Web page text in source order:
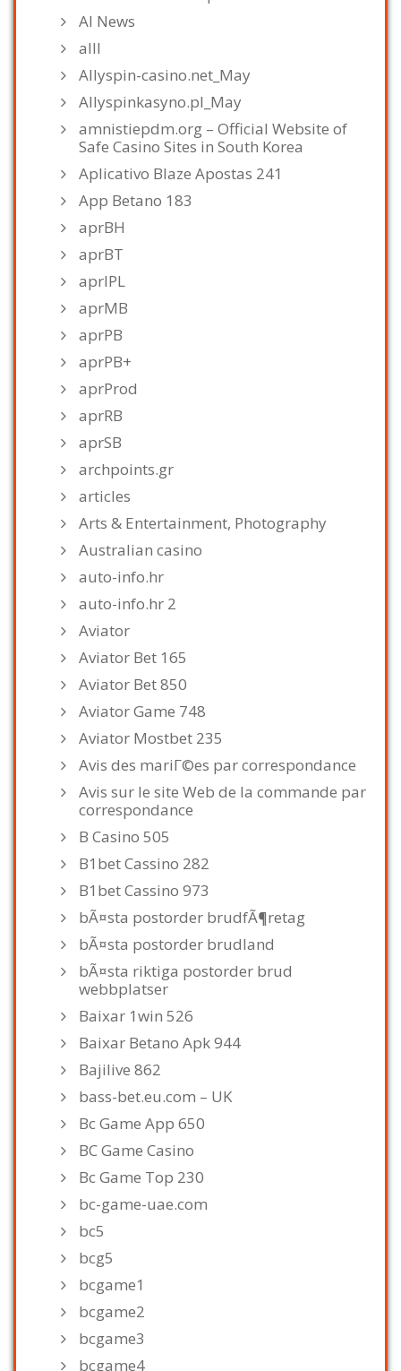
AI News
alll
Allyspin-casino.net_May
Allyspinkasyno.pl_May
amnistiepdm.org – Official Website of
Safe Casino Sites in South Korea
Aplicativo Blaze Apostas 241
App Betano 183
aprBH
aprBT
aprIPL
aprMB
aprPB
aprPB+
aprProd
aprRB
aprSB
archpoints.gr
articles
Arts & Entertainment, Photography
Australian casino
auto-info.hr
auto-info.hr 2
Aviator
Aviator Bet 165
Aviator Bet 850
Aviator Game 748
Aviator Mostbet 235
Avis des mariГ©es par correspondance
Avis sur le site Web de la commande par
correspondance
B Casino 505
B1bet Cassino 282
B1bet Cassino 973
bÃ¤sta postorder brudfÃ¶retag
bÃ¤sta postorder brudland
bÃ¤sta riktiga postorder brud
webbplatser
Baixar 1win 526
Baixar Betano Apk 944
Bajilive 862
bass-bet.eu.com – UK
Bc Game App 650
BC Game Casino
Bc Game Top 230
bc-game-uae.com
bc5
bcg5
bcgame1
bcgame2
bcgame3
bcgame4